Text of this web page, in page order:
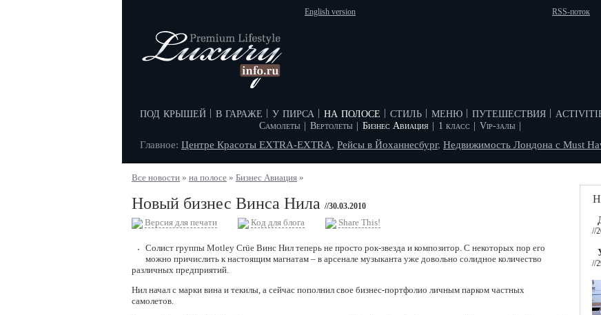
English version RSS-поток
под крышей в гараже у пирса на полосе
Самолеты Вертолеты Бизнес Авиация 1 класс Vip-залы
стиль меню путешествия
Главное: Центре Красоты EXTRA-EXTRA, Рейсы в Йоханнесбург, Недвижимость Лондона с Must
Все новости » на полосе » Бизнес Авиация »
Новый бизнес Винса Нила //30.03.2010
Версия для печати Код для блога Share This!
Солист группы Motley Crüe Винс Нил теперь не просто рок-звезда и композитор. С некоторых пор его
можно причислить к настоящим магнатам – в арсенале музыканта уже довольно солидное количество
различных предприятий.
Нил начал с марки вина и текилы, а сейчас пополнил свое бизнес-портфолио личным парком частных
самолетов.
//
//